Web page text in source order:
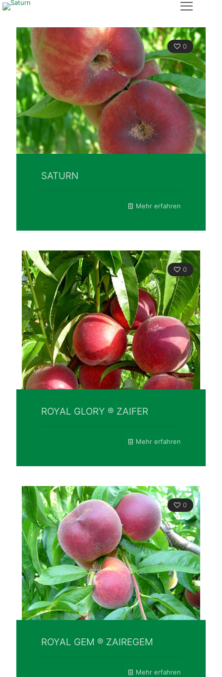
0
SATURN
Mehr erfahren
0
ROYAL GLORY ® ZAIFER
Mehr erfahren
0
ROYAL GEM ® ZAIREGEM
Mehr erfahren